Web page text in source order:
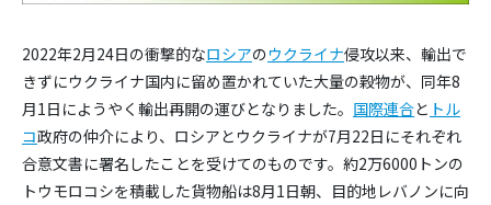
2022年2月24日の衝撃的なロシアのウクライナ侵攻以来、輸出で
きずにウクライナ国内に留め置かれていた大量の穀物が、同年8
月1日にようやく輸出再開の運びとなりました。 国際連合と トル
コ政府の仲介により、ロシアとウクライナが7月22日にそれぞれ
合意文書に署名したことを受けてのものです。約2万6000トンの
トウモロコシを積載した貨物船は8月1日朝、目的地レバノンに向